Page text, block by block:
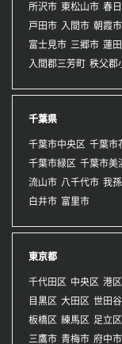
所沢市 東松山市 春
戸田市 入間市 朝霞市
富士見市 三郷市 蓮
入間郡三芳町 秩父郡
千葉県
千葉市中央区 千葉市
千葉市緑区 千葉市美
流山市 八千代市 我
白井市 富里市
東京都
千代田区 中央区 港区
目黒区 大田区 世田
板橋区 練馬区 足立区
三鷹市 青梅市 府中市